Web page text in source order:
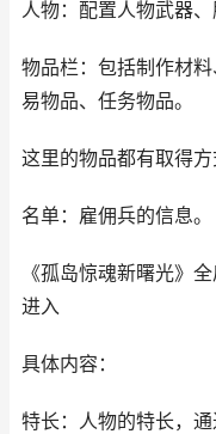
人物：配置人物武器、
物品栏：包括制作材
易物品、任务物品。
这里的物品都有取得方
名单：雇佣兵的信息。
《孤岛惊魂新曙光》
进入
具体内容：
特长：人物的特长，通